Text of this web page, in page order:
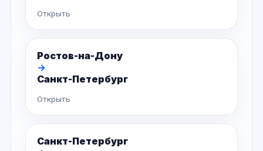
Открыть
Ростов-на-Дону
→
Санкт-Петербург
Открыть
Санкт-Петербург